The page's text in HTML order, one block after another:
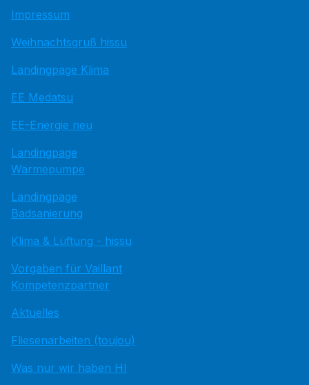
Impressum
Weihnachtsgruß hissu
Landingpage Klima
EE Medatsu
EE-Energie neu
Landingpage
Wärmepumpe
Landingpage
Badsanierung
Klima & Lüftung - hissu
Vorgaben für Vaillant
Kompetenzpartner
Aktuelles
Fliesenarbeiten (toujou)
Was nur wir haben HI